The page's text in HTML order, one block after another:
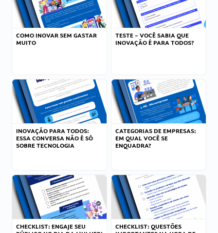
COMO INOVAR SEM GASTAR
MUITO
TESTE – VOCÊ SABIA QUE
INOVAÇÃO É PARA TODOS?
INOVAÇÃO PARA TODOS:
ESSA CONVERSA NÃO É SÓ
SOBRE TECNOLOGIA
CATEGORIAS DE EMPRESAS:
EM QUAL VOCÊ SE
ENQUADRA?
CHECKLIST: ENGAJE SEU
CHECKLIST: QUESTÕES